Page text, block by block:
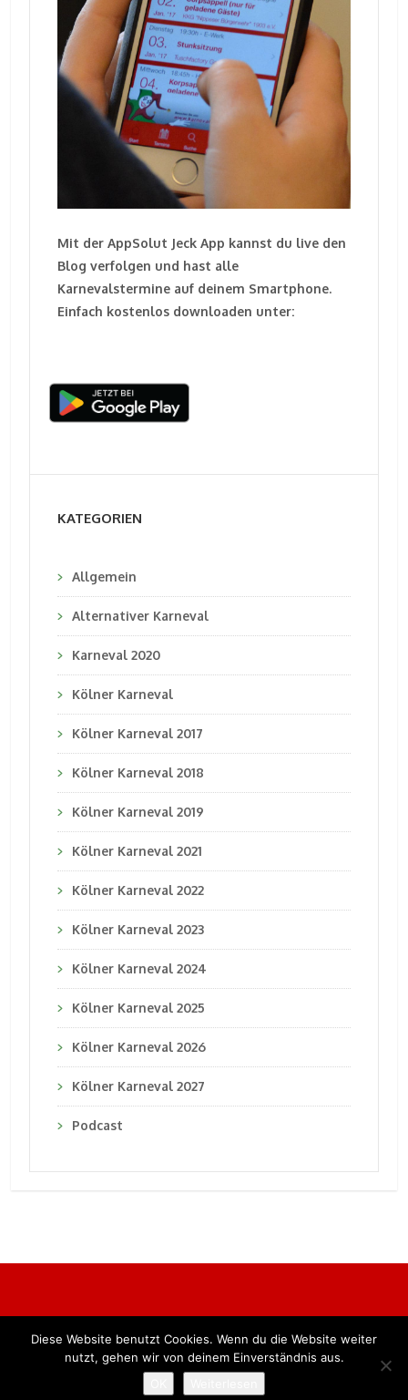
Mit der AppSolut Jeck App kannst du live den
Blog verfolgen und hast alle
Karnevalstermine auf deinem Smartphone.
Einfach kostenlos downloaden unter:
KATEGORIEN
Allgemein
Alternativer Karneval
Karneval 2020
Kölner Karneval
Kölner Karneval 2017
Kölner Karneval 2018
Kölner Karneval 2019
Kölner Karneval 2021
Kölner Karneval 2022
Kölner Karneval 2023
Kölner Karneval 2024
Kölner Karneval 2025
Kölner Karneval 2026
Kölner Karneval 2027
Podcast
Alle Rechte vorbehalten. BKB Verlag GmbH
Diese Website benutzt Cookies. Wenn du die Website weiter
nutzt, gehen wir von deinem Einverständnis aus.